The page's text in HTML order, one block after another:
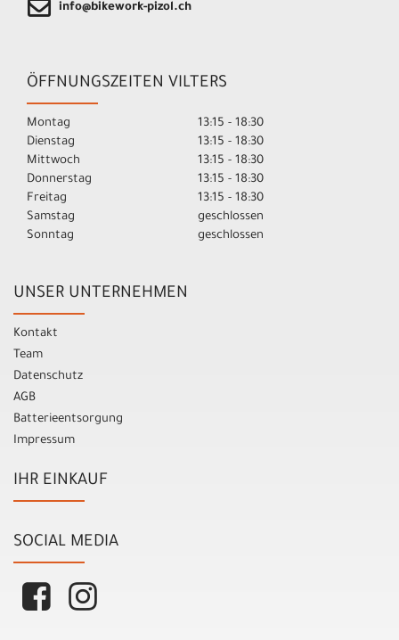
info@bikework-pizol.ch
ÖFFNUNGSZEITEN VILTERS
Montag
13:15 - 18:30
Dienstag
13:15 - 18:30
Mittwoch
13:15 - 18:30
Donnerstag
13:15 - 18:30
Freitag
13:15 - 18:30
Samstag
geschlossen
Sonntag
geschlossen
UNSER UNTERNEHMEN
Kontakt
Team
Datenschutz
AGB
Batterieentsorgung
Impressum
IHR EINKAUF
SOCIAL MEDIA